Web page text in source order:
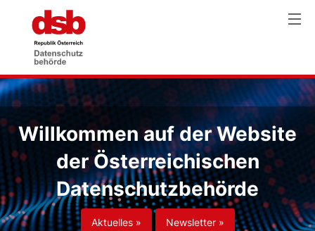
Willkommen auf der Website
der Österreichischen
Datenschutzbehörde
Aktuelles » Newsletter »